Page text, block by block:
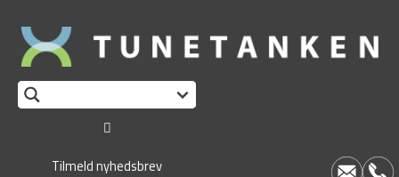
Tilmeld nyhedsbrev
This form is temporarily unavailable.